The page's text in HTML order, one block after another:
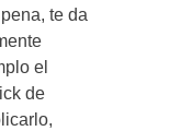
te da
el
de